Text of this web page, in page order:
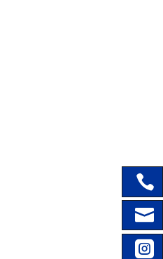


